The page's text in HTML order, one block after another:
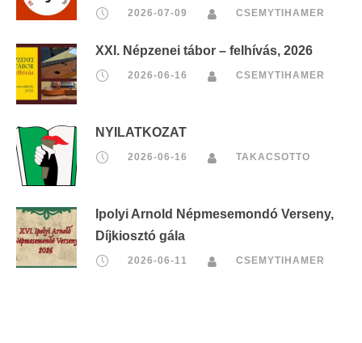
2026-07-09 CSEMYTIHAMER
XXI. Népzenei tábor – felhívás, 2026
2026-06-16 CSEMYTIHAMER
NYILATKOZAT
2026-06-16 TAKACSOTTO
Ipolyi Arnold Népmesemondó Verseny,
Díjkiosztó gála
2026-06-11 CSEMYTIHAMER